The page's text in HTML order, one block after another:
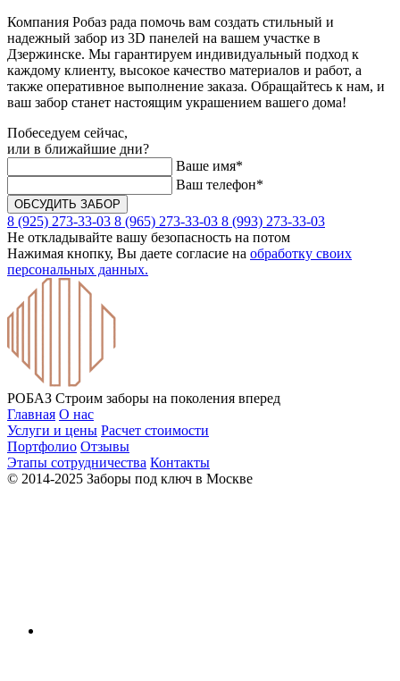
Компания Робаз рада помочь вам создать стильный и
надежный забор из 3D панелей на вашем участке в
Дзержинске. Мы гарантируем индивидуальный подход к
каждому клиенту, высокое качество материалов и работ, а
также оперативное выполнение заказа. Обращайтесь к нам, и
ваш забор станет настоящим украшением вашего дома!
Побеседуем сейчас,
или в ближайшие дни?
Ваше имя*
Ваш телефон*
8 (925) 273-33-03 8 (965) 273-33-03 8 (993) 273-33-03
Не откладывайте вашу безопасность на потом
Нажимая кнопку, Вы даете согласие на обработку своих
персональных данных.
РОБАЗ Строим заборы на поколения вперед
Главная О нас
Услуги и цены Расчет стоимости
Портфолио Отзывы
Этапы сотрудничества Контакты
© 2014-2025 Заборы под ключ в Москве